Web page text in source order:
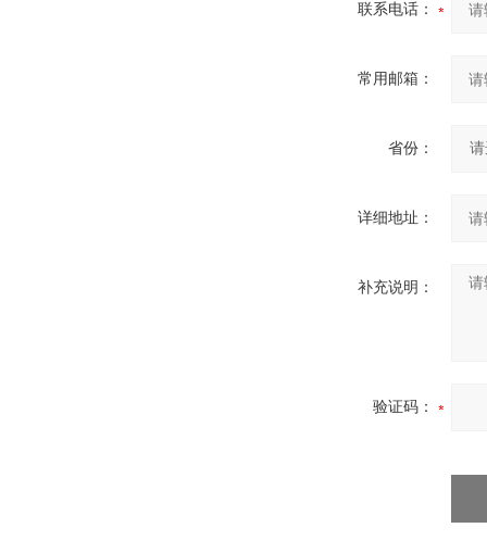
联系电话：
常用邮箱：
省份：
详细地址：
补充说明：
验证码：